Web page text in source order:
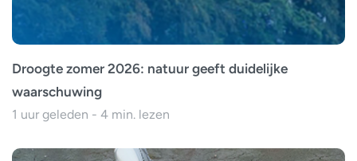
Droogte zomer 2026: natuur geeft duidelijke
waarschuwing
1 uur geleden - 4 min. lezen